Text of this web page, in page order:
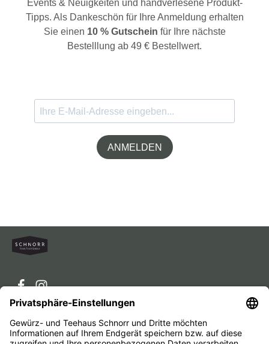
Events & Neuigkeiten und handverlesene Produkt-
Tipps. Als Dankeschön für Ihre Anmeldung erhalten
Sie einen 10 % Gutschein für Ihre nächste
Bestelllung ab 49 € Bestellwert.
ANMELDEN
Service-Hotline